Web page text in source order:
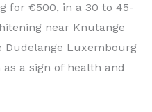
for €500, in a 30 to 45-
near Knutange
Luxembourg
a sign of health and